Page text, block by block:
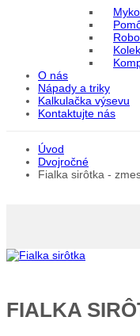
O nás
Nápady a triky
Kalkulačka výsevu
Kontaktujte nás
Úvod
Dvojročné
Fialka sirôtka -
FIALKA